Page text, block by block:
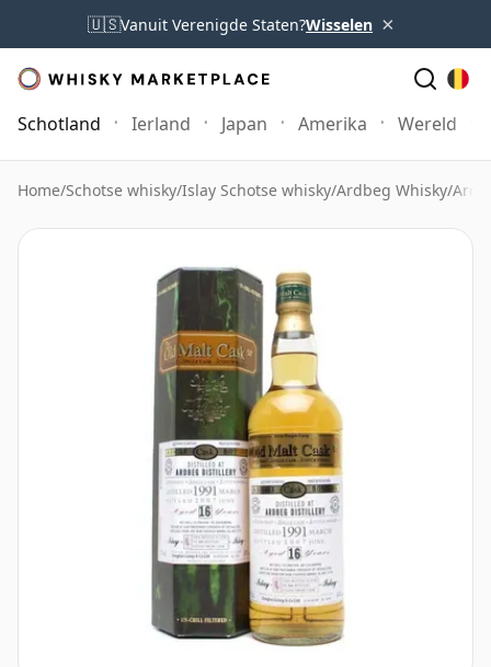
🇺🇸Vanuit Verenigde Staten?Wisselen ×
Schotland Ierland Japan Amerika Wereld
Home/Schotse whisky/Islay Schotse whisky/Ardbeg Whisky/